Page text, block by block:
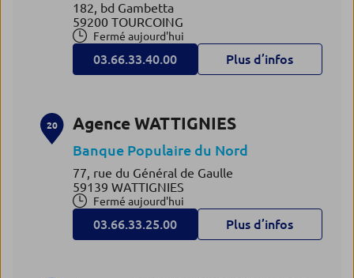
182, bd Gambetta
59200 TOURCOING
Fermé aujourd'hui
03.66.33.40.00 Plus d’infos
20 Agence WATTIGNIES
Banque Populaire du Nord
77, rue du Général de Gaulle
59139 WATTIGNIES
Fermé aujourd'hui
03.66.33.25.00 Plus d’infos